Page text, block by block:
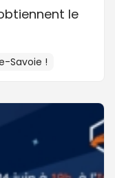
le
Savoie !